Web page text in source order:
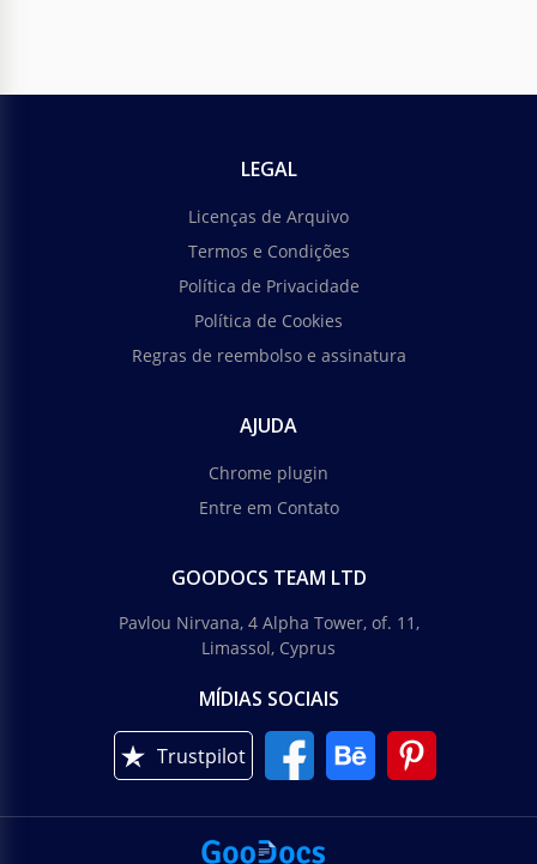
LEGAL
Licenças de Arquivo
Termos e Condições
Política de Privacidade
Política de Cookies
Regras de reembolso e assinatura
AJUDA
Chrome plugin
Entre em Contato
GOODOCS TEAM LTD
Pavlou Nirvana, 4 Alpha Tower, of. 11,
Limassol, Cyprus
MÍDIAS SOCIAIS
Trustpilot